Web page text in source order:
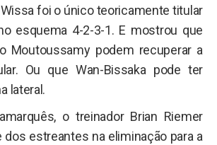
foi o único teoricamente titular
esquema 4-2-3-1. E mostrou que
Moutoussamy podem recuperar a
Ou que Wan-Bissaka pode ter
lateral.
o treinador Brian Riemer
dos estreantes na eliminação para a